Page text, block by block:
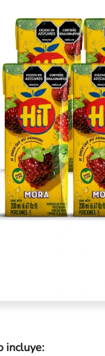
incluye: